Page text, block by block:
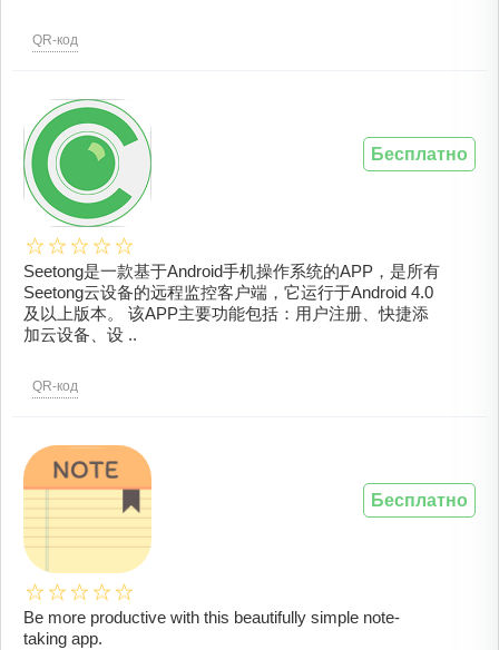
QR-код
Seetong是一款基于Android手机操作系统的APP，是所有
Seetong云设备的远程监控客户端，它运行于Android 4.0
及以上版本。 该APP主要功能包括：用户注册、快捷添
加云设备、设 ..
QR-код
Бесплатно
Be more productive with this beautifully simple note-
taking app.
Бесплатно